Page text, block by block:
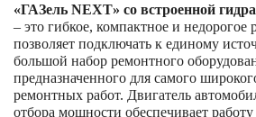
«ГАЗель NEXT» со встроенной
– это гибкое, компактное и недорогое
позволяет подключать к единому
большой набор ремонтного
предназначенного для самого
ремонтных работ. Двигатель
отбора мощности обеспечивает